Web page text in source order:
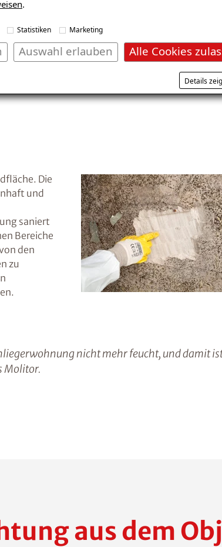
.
Statistiken Marketing
Alle Cookies
Auswahl erlauben
Details
lieber jemanden zu Hilfe gerufen“, so der
Die
und
saniert
Bereiche
den
zu
nicht mehr feucht, und damit
Molitor.
aus dem